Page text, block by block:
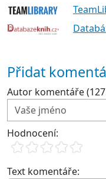
Přidat
Autor komentáře
Hodnocení:
Text komentáře: